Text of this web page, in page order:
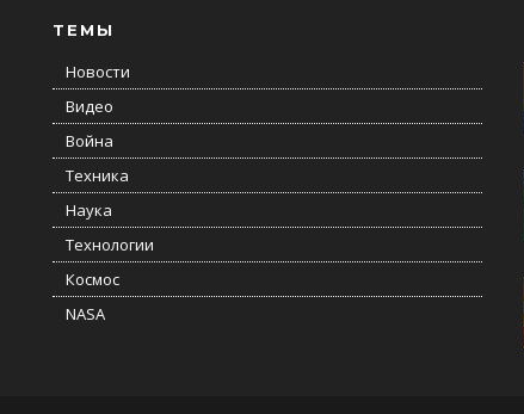
ТЕМЫ
Новости
Видео
Война
Техника
Наука
Технологии
Космос
NASA